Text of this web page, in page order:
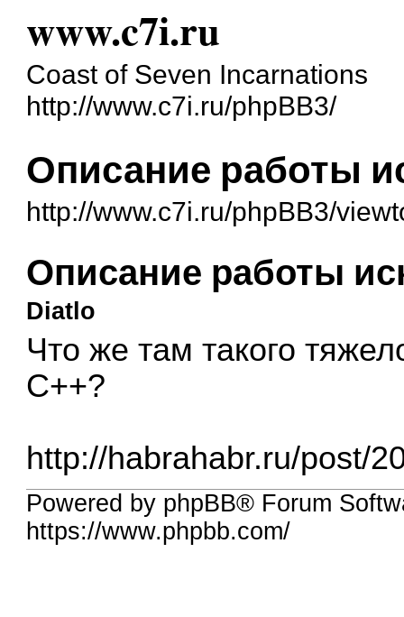
www.c7i.ru
Coast of Seven Incarnations
http://www.c7i.ru/phpBB3/
Описание работы
http://www.c7i.ru/phpBB3/
Описание работы
Diatlo
Что же там такого
C++?
http://habrahabr.ru/post/
Powered by phpBB® Forum
https://www.phpbb.com/